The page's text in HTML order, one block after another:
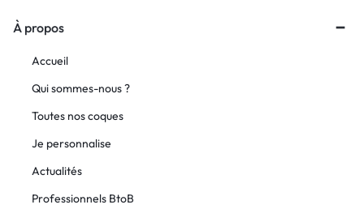
À propos
Accueil
Qui sommes-nous ?
Toutes nos coques
Je personnalise
Actualités
Professionnels BtoB